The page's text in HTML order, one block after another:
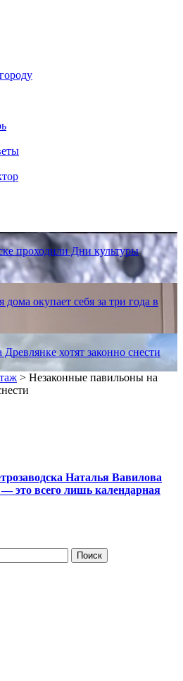
проходили Дни культуры
дома окупает себя за три года в
хотят законно снести
> Незаконные павильоны на
Наталья Вавилова
это всего лишь календарная